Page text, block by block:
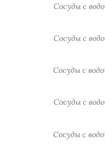
Сосуды с
Сосуды с
Сосуды с
Сосуды с
Сосуды с